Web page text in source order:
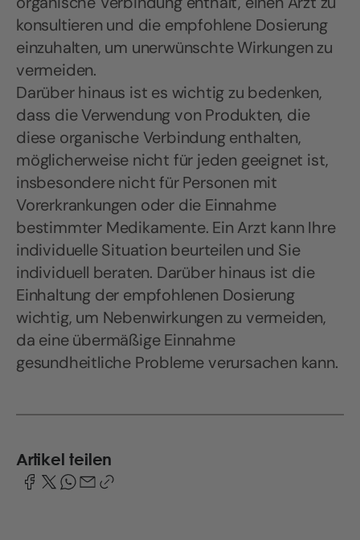
konsultieren und die empfohlene Dosierung
einzuhalten, um unerwünschte Wirkungen zu
vermeiden.
Darüber hinaus ist es wichtig zu bedenken,
dass die Verwendung von Produkten, die
diese organische Verbindung enthalten,
möglicherweise nicht für jeden geeignet ist,
insbesondere nicht für Personen mit
Vorerkrankungen oder die Einnahme
bestimmter Medikamente. Ein Arzt kann Ihre
individuelle Situation beurteilen und Sie
individuell beraten. Darüber hinaus ist die
Einhaltung der empfohlenen Dosierung
wichtig, um Nebenwirkungen zu vermeiden,
da eine übermäßige Einnahme
gesundheitliche Probleme verursachen kann.
Artikel teilen